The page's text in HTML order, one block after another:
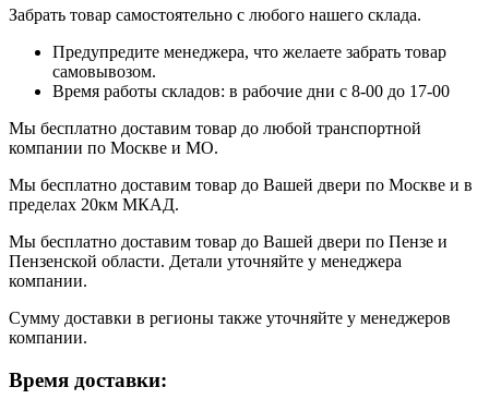
Забрать товар самостоятельно с любого нашего склада.
Предупредите менеджера, что желаете забрать товар
самовывозом.
Время работы складов: в рабочие дни с 8-00 до 17-00
Мы бесплатно доставим товар до любой транспортной
компании по Москве и МО.
Мы бесплатно доставим товар до Вашей двери по Москве и в
пределах 20км МКАД.
Мы бесплатно доставим товар до Вашей двери по Пензе и
Пензенской области. Детали уточняйте у менеджера
компании.
Сумму доставки в регионы также уточняйте у менеджеров
компании.
Время доставки: